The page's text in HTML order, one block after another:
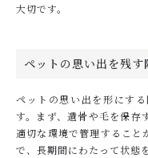
大切です。
ペットの思い出を残す
ペットの思い出を形にす
す。まず、遺骨や毛を保存
適切な環境で管理すること
で、長期間にわたって状態